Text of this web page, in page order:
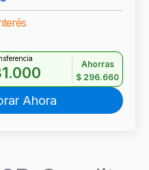
Ahorras
$ 296.660
Ahora